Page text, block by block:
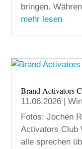
bringen.
mehr lesen
Brand Activators
11.06.2026 |
Fotos: Jochen
Activators Club
alle sprechen